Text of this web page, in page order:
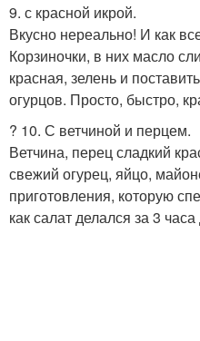
9. с красной икрой.
Вкусно нереально! И как
Корзиночки, в них масло
красная, зелень и
огурцов. Просто, быстро,
? 10. С ветчиной и перцем.
Ветчина, перец сладкий
свежий огурец, яйцо,
приготовления, которую
как салат делался за 3